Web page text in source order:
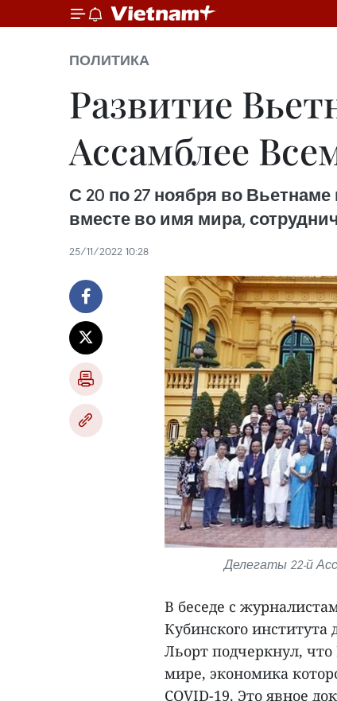
ПОЛИТИКА
Развитие
Ассамблее
С 20 по 27 ноября во
вместе во имя мира,
25/11/2022 10:28
Делегаты 22-й
В беседе с
Кубинского института
Льорт подчеркнул,
мире, экономика
COVID-19. Это явное